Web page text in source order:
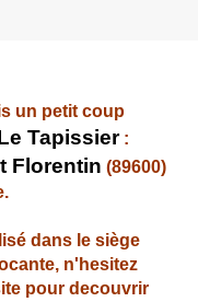
un petit coup
Tapissier:
Florentin (89600)
dans le siège
n'hesitez
pour decouvrir